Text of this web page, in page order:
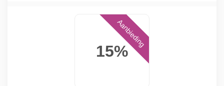
15%
Aanbieding